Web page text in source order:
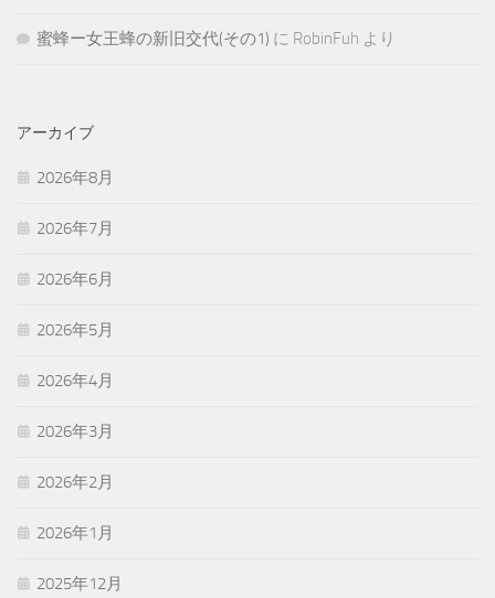
蜜蜂ー女王蜂の新旧交代(その1) に RobinFuh より
アーカイブ
2026年8月
2026年7月
2026年6月
2026年5月
2026年4月
2026年3月
2026年2月
2026年1月
2025年12月